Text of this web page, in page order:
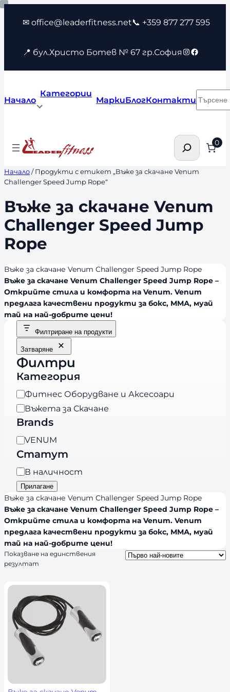
Към
съдържанието
✉ office@leaderfitness.net📞 +359 877 277 595
📍 бул.Христо Ботев № 67 гр.София Instagram
Facebook
Начало
Категории
МаркиБлогКонтакти
Търсене 0
Начало/ Продукти с етикет „Въже за скачане Venum
Challenger Speed Jump Rope“
Въже за скачане Venum
Challenger Speed Jump
Rope
Въже за скачане Venum Challenger Speed Jump Rope
Въже за скачане Venum Challenger Speed Jump Rope –
Открийте стила и комфорта на Venum. Venum
предлага качествени продукти за бокс, ММА, муай
тай на най-добрите цени!
Филтриране на продукти
Затваряне
Филтри
Категория
К
а
т
г
о
р
и
я
Фитнес Оборудване и Аксесоари
Въжета за Скачане
Brands
B
r
a
n
d
s
VENUM
Статут
Н
а
л
и
ч
н
о
с
В наличност
Прилагане
Въже за скачане Venum Challenger Speed Jump Rope
Въже за скачане Venum Challenger Speed Jump Rope –
Открийте стила и комфорта на Venum. Venum
предлага качествени продукти за бокс, ММА, муай
тай на най-добрите цени!
Показване на единствения
резултат